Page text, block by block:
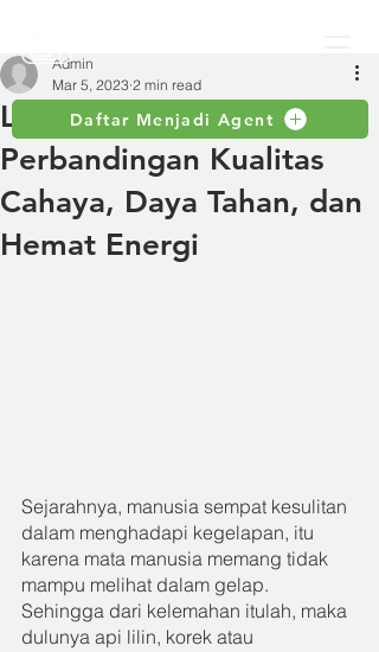
Daftar Menjadi Agent
Lampu LED vs CFL:
Perbandingan Kualitas
Cahaya, Daya Tahan, dan
Hemat Energi
Admin
Mar 5, 2023 2 min read
Sejarahnya, manusia sempat kesulitan
dalam menghadapi kegelapan, itu
karena mata manusia memang tidak
mampu melihat dalam gelap.
Sehingga dari kelemahan itulah, maka
dulunya api lilin, korek atau